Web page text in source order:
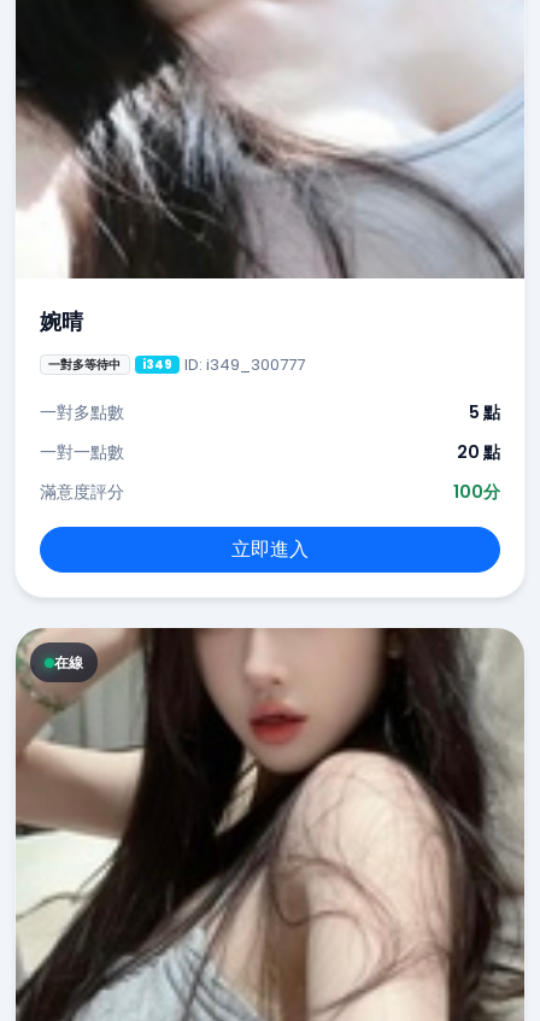
婉晴
一對多等待中 i349 ID: i349_300777
一對多點數
5 點
一對一點數
20 點
滿意度評分
100分
立即進入
在線